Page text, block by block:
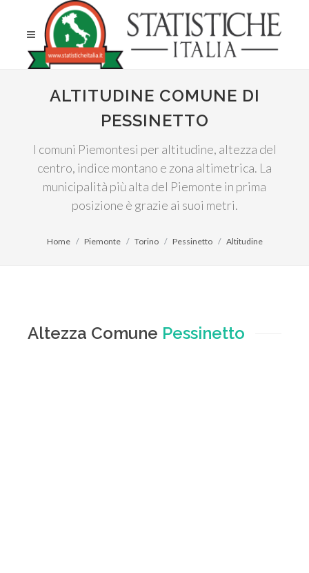
ALTITUDINE COMUNE DI
PESSINETTO
I comuni Piemontesi per altitudine, altezza del
centro, indice montano e zona altimetrica. La
municipalità più alta del Piemonte in prima
posizione è grazie ai suoi metri.
Home Piemonte Torino Pessinetto Altitudine
Altezza Comune Pessinetto